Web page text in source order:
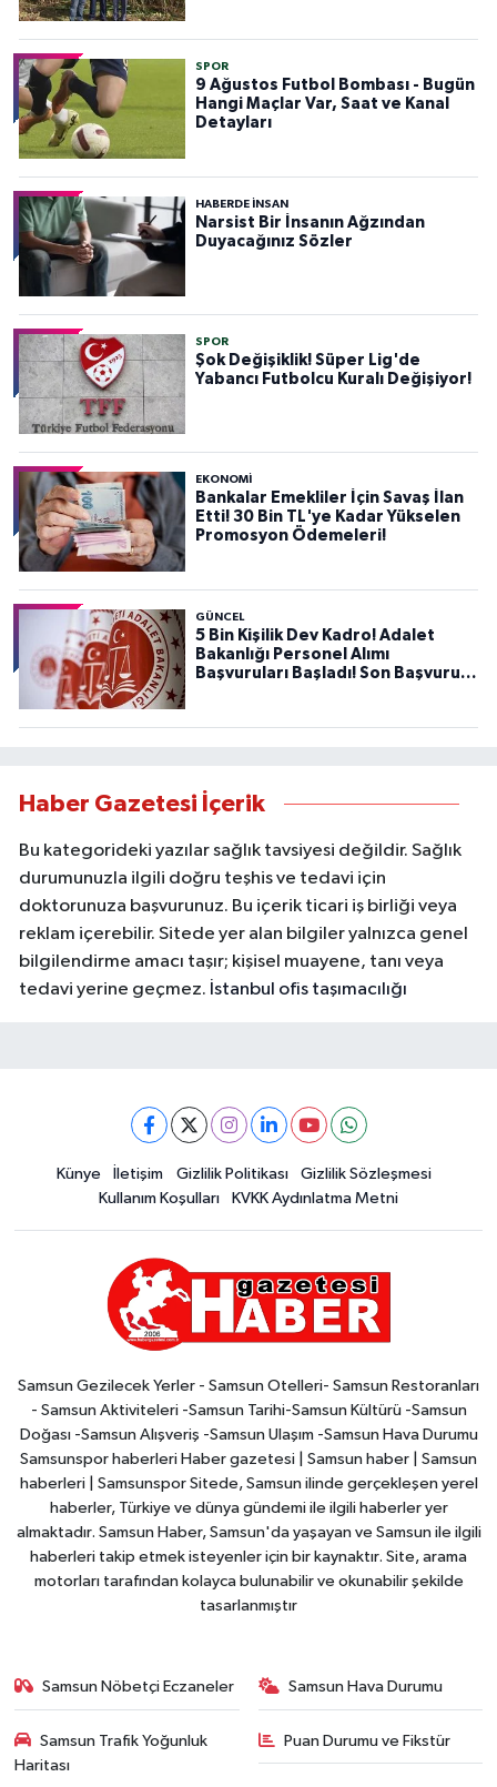
SPOR
9 Ağustos Futbol Bombası - Bugün
Hangi Maçlar Var, Saat ve Kanal
Detayları
HABERDE INSAN
Narsist Bir İnsanın Ağzından
Duyacağınız Sözler
SPOR
Şok Değişiklik! Süper Lig'de
Yabancı Futbolcu Kuralı Değişiyor!
EKONOMİ
Bankalar Emekliler İçin Savaş İlan
Etti! 30 Bin TL'ye Kadar Yükselen
Promosyon Ödemeleri!
GÜNCEL
5 Bin Kişilik Dev Kadro! Adalet
Bakanlığı Personel Alımı
Başvuruları Başladı! Son Başvuru
Haber Gazetesi İçerik
Bu kategorideki yazılar sağlık tavsiyesi değildir. Sağlık
durumunuzla ilgili doğru teşhis ve tedavi için
doktorunuza başvurunuz. Bu içerik ticari iş birliği veya
reklam içerebilir. Sitede yer alan bilgiler yalnızca genel
bilgilendirme amacı taşır; kişisel muayene, tanı veya
tedavi yerine geçmez. İstanbul ofis taşımacılığı
Künye İletişim Gizlilik Politikası
Gizlilik Sözleşmesi
Kullanım Koşulları
KVKK Aydınlatma Metni
Samsun Gezilecek Yerler - Samsun Otelleri- Samsun Restoranları
- Samsun Aktiviteleri -Samsun Tarihi-Samsun Kültürü -Samsun
Doğası -Samsun Alışveriş -Samsun Ulaşım -Samsun Hava Durumu
Samsunspor haberleri Haber gazetesi | Samsun haber | Samsun
haberleri | Samsunspor Sitede, Samsun ilinde gerçekleşen yerel
haberler, Türkiye ve dünya gündemi ile ilgili haberler yer
almaktadır. Samsun Haber, Samsun'da yaşayan ve Samsun ile ilgili
haberleri takip etmek isteyenler için bir kaynaktır. Site, arama
motorları tarafından kolayca bulunabilir ve okunabilir şekilde
tasarlanmıştır
Samsun Nöbetçi Eczaneler Samsun Hava Durumu
Samsun Trafik Yoğunluk
Haritası
Puan Durumu ve Fikstür